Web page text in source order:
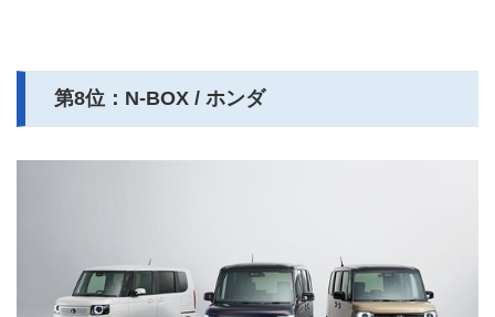
第8位：N-BOX / ホンダ